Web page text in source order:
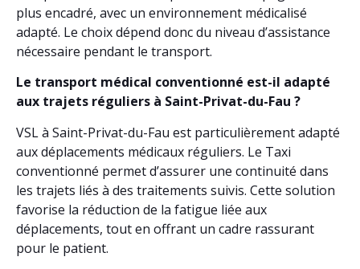
plus encadré, avec un environnement médicalisé
adapté. Le choix dépend donc du niveau d’assistance
nécessaire pendant le transport.
Le transport médical conventionné est-il adapté
aux trajets réguliers à Saint-Privat-du-Fau ?
VSL à Saint-Privat-du-Fau est particulièrement adapté
aux déplacements médicaux réguliers. Le Taxi
conventionné permet d’assurer une continuité dans
les trajets liés à des traitements suivis. Cette solution
favorise la réduction de la fatigue liée aux
déplacements, tout en offrant un cadre rassurant
pour le patient.